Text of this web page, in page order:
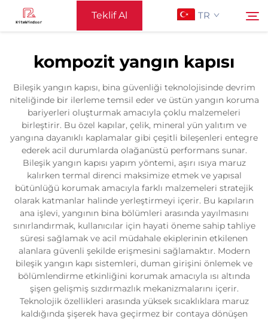
Teklif Al TR
Destek
Ürünler
Uygulama
Haberler
Bize Ulaşın
Ara
kompozit yangın kapısı
Bileşik yangın kapısı, bina güvenliği teknolojisinde devrim
niteliğinde bir ilerleme temsil eder ve üstün yangın koruma
bariyerleri oluşturmak amacıyla çoklu malzemeleri
birleştirir. Bu özel kapılar, çelik, mineral yün yalıtım ve
yangına dayanıklı kaplamalar gibi çeşitli bileşenleri entegre
ederek acil durumlarda olağanüstü performans sunar.
Bileşik yangın kapısı yapım yöntemi, aşırı ısıya maruz
kalırken termal direnci maksimize etmek ve yapısal
bütünlüğü korumak amacıyla farklı malzemeleri stratejik
olarak katmanlar halinde yerleştirmeyi içerir. Bu kapıların
ana işlevi, yangının bina bölümleri arasında yayılmasını
sınırlandırmak, kullanıcılar için hayati öneme sahip tahliye
süresi sağlamak ve acil müdahale ekiplerinin etkilenen
alanlara güvenli şekilde erişmesini sağlamaktır. Modern
bileşik yangın kapı sistemleri, duman girişini önlemek ve
bölümlendirme etkinliğini korumak amacıyla ısı altında
şişen gelişmiş sızdırmazlık mekanizmalarını içerir.
Teknolojik özellikleri arasında yüksek sıcaklıklara maruz
kaldığında şişerek hava geçirmez bir contaya dönüşen